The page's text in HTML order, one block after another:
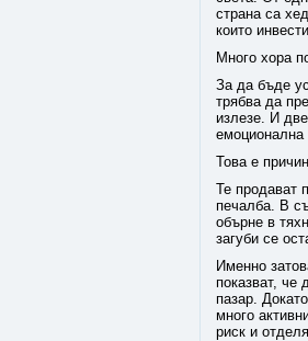
страна са
които
Много хора
За да бъде
трябва да
излезе. И
емоционална
Това е
Те продават
печалба. В
обърне в
загуби се
Именно
показват, че
пазар.
много
риск и